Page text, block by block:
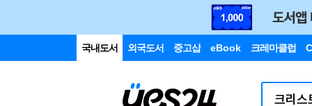
국내도서 외국도서 중고샵 eBook 크레마클럽